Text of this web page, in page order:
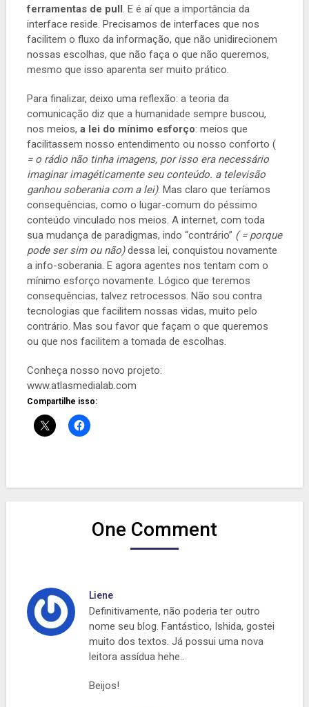
ferramentas de pull. E é aí que a importância da
interface reside. Precisamos de interfaces que nos
facilitem o fluxo da informação, que não unidirecionem
nossas escolhas, que não faça o que não queremos,
mesmo que isso aparenta ser muito prático.
Para finalizar, deixo uma reflexão: a teoria da
comunicação diz que a humanidade sempre buscou,
nos meios, a lei do mínimo esforço: meios que
facilitassem nosso entendimento ou nosso conforto (
= o rádio não tinha imagens, por isso era necessário
imaginar imagéticamente seu conteúdo. a televisão
ganhou soberania com a lei). Mas claro que teríamos
consequências, como o lugar-comum do péssimo
conteúdo vinculado nos meios. A internet, com toda
sua mudança de paradigmas, indo “contrário” ( = porque
pode ser sim ou não)dessa lei, conquistou novamente
a info-soberania. E agora agentes nos tentam com o
mínimo esforço novamente. Lógico que teremos
consequências, talvez retrocessos. Não sou contra
tecnologias que facilitem nossas vidas, muito pelo
contrário. Mas sou favor que façam o que queremos
ou que nos facilitem a tomada de escolhas.
Conheça nosso novo projeto:
www.atlasmedialab.com
Compartilhe isso:
One Comment
Liene
Definitivamente, não poderia ter outro
nome seu blog. Fantástico, Ishida, gostei
muito dos textos. Já possui uma nova
leitora assídua hehe..
Beijos!